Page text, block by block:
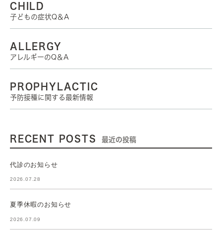
CHILD
子どもの症状Q＆A
ALLERGY
アレルギーのQ＆A
PROPHYLACTIC
予防接種に関する最新情報
RECENT POSTS 最近の投稿
代診のお知らせ
2026.07.28
夏季休暇のお知らせ
2026.07.09